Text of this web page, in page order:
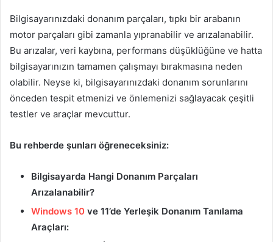
Bilgisayarınızdaki donanım parçaları, tıpkı bir arabanın
motor parçaları gibi zamanla yıpranabilir ve arızalanabilir.
Bu arızalar, veri kaybına, performans düşüklüğüne ve hatta
bilgisayarınızın tamamen çalışmayı bırakmasına neden
olabilir. Neyse ki, bilgisayarınızdaki donanım sorunlarını
önceden tespit etmenizi ve önlemenizi sağlayacak çeşitli
testler ve araçlar mevcuttur.
Bu rehberde şunları öğreneceksiniz:
Bilgisayarda Hangi Donanım Parçaları
Arızalanabilir?
Windows 10 ve 11’de Yerleşik Donanım Tanılama
Araçları: